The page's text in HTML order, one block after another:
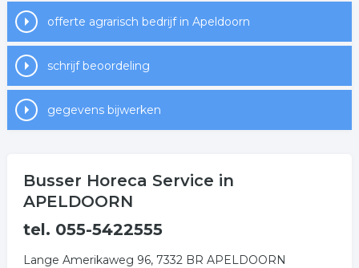
offerte agrarisch bedrijf in Apeldoorn
schrijf beoordeling
gegevens bijwerken
Busser Horeca Service in
APELDOORN
tel. 055-5422555
Lange Amerikaweg 96, 7332 BR APELDOORN